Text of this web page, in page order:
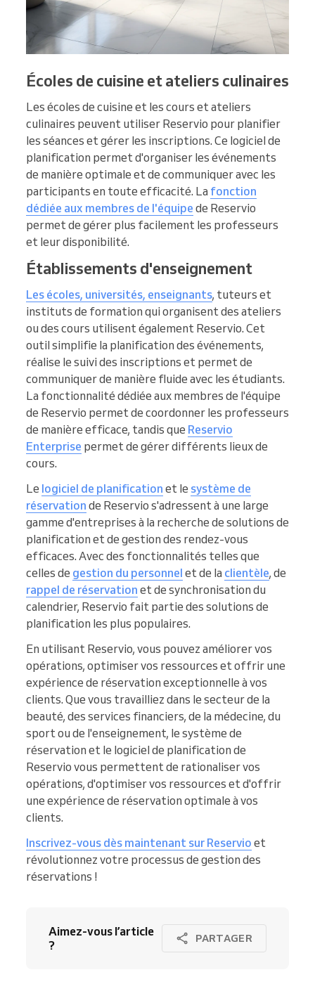
Écoles de cuisine et ateliers culinaires
Les écoles de cuisine et les cours et ateliers
culinaires peuvent utiliser Reservio pour planifier
les séances et gérer les inscriptions. Ce logiciel de
planification permet d'organiser les événements
de manière optimale et de communiquer avec les
participants en toute efficacité. La fonction
dédiée aux membres de l'équipe de Reservio
permet de gérer plus facilement les professeurs
et leur disponibilité.
Établissements d'enseignement
Les écoles, universités, enseignants, tuteurs et
instituts de formation qui organisent des ateliers
ou des cours utilisent également Reservio. Cet
outil simplifie la planification des événements,
réalise le suivi des inscriptions et permet de
communiquer de manière fluide avec les étudiants.
La fonctionnalité dédiée aux membres de l'équipe
de Reservio permet de coordonner les professeurs
de manière efficace, tandis que Reservio
Enterprise permet de gérer différents lieux de
cours.
Le logiciel de planification et le système de
réservation de Reservio s'adressent à une large
gamme d'entreprises à la recherche de solutions de
planification et de gestion des rendez-vous
efficaces. Avec des fonctionnalités telles que
celles de gestion du personnel et de la clientèle, de
rappel de réservation et de synchronisation du
calendrier, Reservio fait partie des solutions de
planification les plus populaires.
En utilisant Reservio, vous pouvez améliorer vos
opérations, optimiser vos ressources et offrir une
expérience de réservation exceptionnelle à vos
clients. Que vous travailliez dans le secteur de la
beauté, des services financiers, de la médecine, du
sport ou de l'enseignement, le système de
réservation et le logiciel de planification de
Reservio vous permettent de rationaliser vos
opérations, d'optimiser vos ressources et d'offrir
une expérience de réservation optimale à vos
clients.
Inscrivez-vous dès maintenant sur Reservio et
révolutionnez votre processus de gestion des
réservations !
Aimez-vous l’article
?
PARTAGER